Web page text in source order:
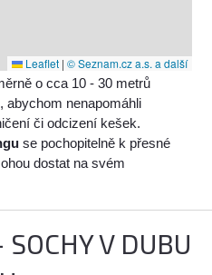
Leaflet | © Seznam.cz a.s. a další
o cca 10 - 30 metrů
abychom nenapomáhli
či odcizení kešek.
se pochopitelně k přesné
dostat na svém
SOCHY V DUBU